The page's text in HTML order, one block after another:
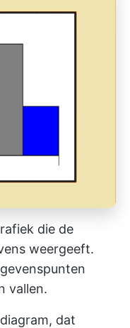
die de
weergeeft.
vallen.
dat